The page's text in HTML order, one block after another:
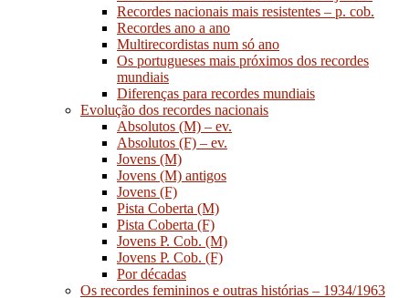
Recordes nacionais mais resistentes – p. cob.
Recordes ano a ano
Multirecordistas num só ano
Os portugueses mais próximos dos recordes
mundiais
Diferenças para recordes mundiais
Evolução dos recordes nacionais
Absolutos (M) – ev.
Absolutos (F) – ev.
Jovens (M)
Jovens (M) antigos
Jovens (F)
Pista Coberta (M)
Pista Coberta (F)
Jovens P. Cob. (M)
Jovens P. Cob. (F)
Por décadas
Os recordes femininos e outras histórias – 1934/1963